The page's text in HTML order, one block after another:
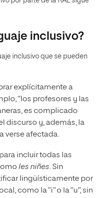
inclusivo?
inclusivo que se pueden
explícitamente a
“los profesores y las
es complicado
discurso y, además, la
verse afectada.
incluir todas las
les niñes. Sin
lingüísticamente por
como la “i” o la “u”, sin